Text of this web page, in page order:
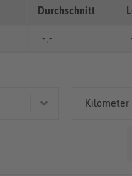
Durchschnitt
- ,-
Kilometer